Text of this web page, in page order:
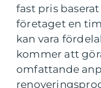
fast pris
företaget en
kan vara
kommer att
omfattande